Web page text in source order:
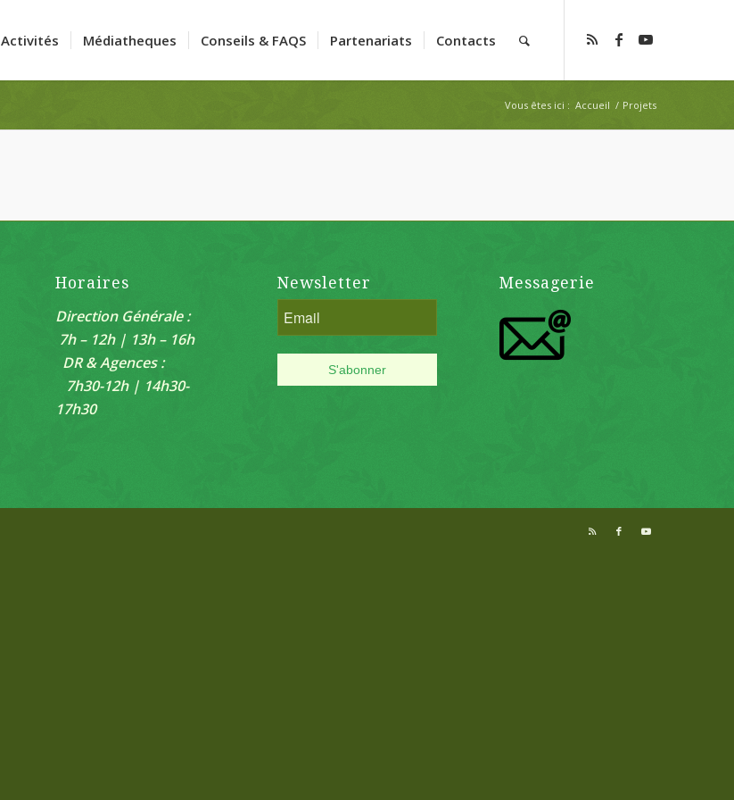
Activités Médiatheques Conseils & FAQS Partenariats Contacts
Vous êtes ici : Accueil / Projets
Horaires
Direction Générale :
7h – 12h | 13h – 16h
DR & Agences :
7h30-12h | 14h30-
17h30
Newsletter Messagerie